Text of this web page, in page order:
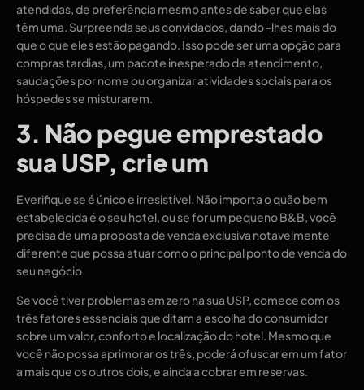
atendidas, de preferência mesmo antes de saber que elas
têm uma. Surpreenda seus convidados, dando -lhes mais do
que o que eles estão pagando. Isso pode ser uma opção para
compras tardias, um pacote inesperado de atendimento,
saudações por nome ou organizar atividades sociais para os
hóspedes se misturarem.
3. Não pegue emprestado
sua USP, crie um
E verifique se é único e irresistível. Não importa o quão bem
estabelecida é o seu hotel, ou se for um pequeno B&B, você
precisa de uma proposta de venda exclusiva notavelmente
diferente que possa atuar como o principal ponto de venda do
seu negócio.
Se você tiver problemas em zero na sua USP, comece com os
três fatores essenciais que ditam a escolha do consumidor
sobre um valor, conforto e localização do hotel. Mesmo que
você não possa aprimorar os três, poderá ofuscar em um fator
a mais que os outros dois, e ainda a cobrar em reservas.